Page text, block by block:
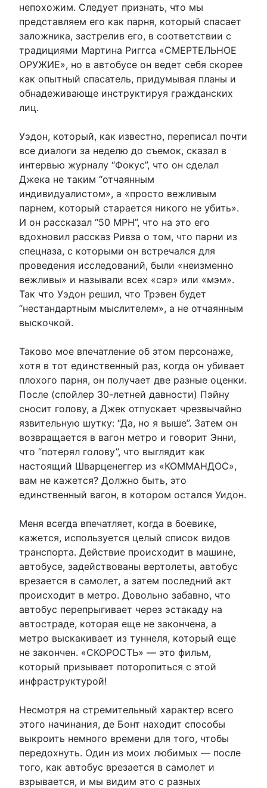
непохожим. Следует признать, что мы
представляем его как парня, который спасает
заложника, застрелив его, в соответствии с
традициями Мартина Риггса «СМЕРТЕЛЬНОЕ
ОРУЖИЕ», но в автобусе он ведет себя скорее
как опытный спасатель, придумывая планы и
обнадеживающе инструктируя гражданских
лиц.
Уэдон, который, как известно, переписал почти
все диалоги за неделю до съемок, сказал в
интервью журналу “Фокус”, что он сделал
Джека не таким “отчаянным
индивидуалистом», а «просто вежливым
парнем, который старается никого не убить».
И он рассказал “50 MPH”, что на это его
вдохновил рассказ Ривза о том, что парни из
спецназа, с которыми он встречался для
проведения исследований, были «неизменно
вежливы» и называли всех «сэр» или «мэм».
Так что Уэдон решил, что Трэвен будет
“нестандартным мыслителем», а не отчаянным
выскочкой.
Таково мое впечатление об этом персонаже,
хотя в тот единственный раз, когда он убивает
плохого парня, он получает две разные оценки.
После (спойлер 30-летней давности) Пэйну
сносит голову, а Джек отпускает чрезвычайно
язвительную шутку: “Да, но я выше”. Затем он
возвращается в вагон метро и говорит Энни,
что “потерял голову”, что выглядит как
настоящий Шварценеггер из «КОММАНДОС»,
вам не кажется? Должно быть, это
единственный вагон, в котором остался Уидон.
Меня всегда впечатляет, когда в боевике,
кажется, используется целый список видов
транспорта. Действие происходит в машине,
автобусе, задействованы вертолеты, автобус
врезается в самолет, а затем последний акт
происходит в метро. Довольно забавно, что
автобус перепрыгивает через эстакаду на
автостраде, которая еще не закончена, а
метро выскакивает из туннеля, который еще
не закончен. «СКОРОСТЬ» — это фильм,
который призывает поторопиться с этой
инфраструктурой!
Несмотря на стремительный характер всего
этого начинания, де Бонт находит способы
выкроить немного времени для того, чтобы
передохнуть. Один из моих любимых — после
того, как автобус врезается в самолет и
взрывается, и мы видим это с разных